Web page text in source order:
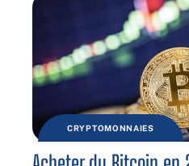
CRYPTOMONNAIES